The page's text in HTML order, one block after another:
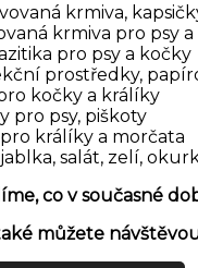
krmiva,
krmiva pro psy
pro psy a kočky
prostředky,
kočky a králíky
pro psy, piškoty
králíky a morčata
salát, zelí,
co v současné
můžete